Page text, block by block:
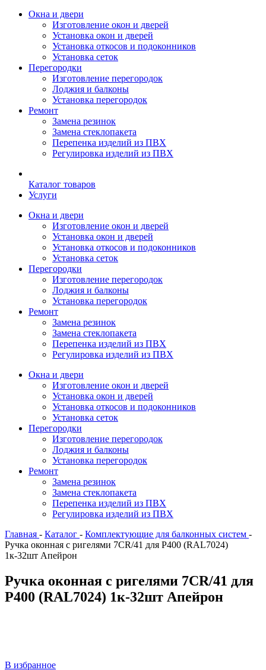
Окна и двери
Изготовление окон и дверей
Установка окон и дверей
Установка откосов и подоконников
Установка сеток
Перегородки
Изготовление перегородок
Лоджия и балконы
Установка перегородок
Ремонт
Замена резинок
Замена стеклопакета
Перепенка изделий из ПВХ
Регулировка изделий из ПВХ
Каталог товаров
Услуги
Окна и двери
Изготовление окон и дверей
Установка окон и дверей
Установка откосов и подоконников
Установка сеток
Перегородки
Изготовление перегородок
Лоджия и балконы
Установка перегородок
Ремонт
Замена резинок
Замена стеклопакета
Перепенка изделий из ПВХ
Регулировка изделий из ПВХ
Окна и двери
Изготовление окон и дверей
Установка окон и дверей
Установка откосов и подоконников
Установка сеток
Перегородки
Изготовление перегородок
Лоджия и балконы
Установка перегородок
Ремонт
Замена резинок
Замена стеклопакета
Перепенка изделий из ПВХ
Регулировка изделий из ПВХ
Главная - Каталог - Комплектующие для балконных систем -
Ручка оконная с ригелями 7CR/41 для Р400 (RAL7024)
1к-32шт Апейрон
Ручка оконная с ригелями 7CR/41 для
Р400 (RAL7024) 1к-32шт Апейрон
В избранное